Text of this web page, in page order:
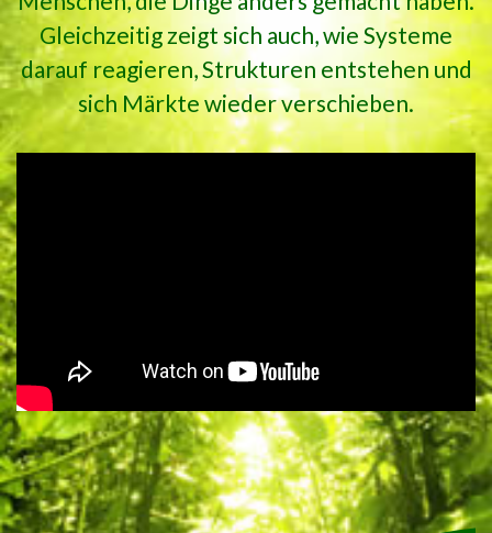
Gleichzeitig zeigt sich auch, wie Systeme
darauf reagieren, Strukturen entstehen und
sich Märkte wieder verschieben.